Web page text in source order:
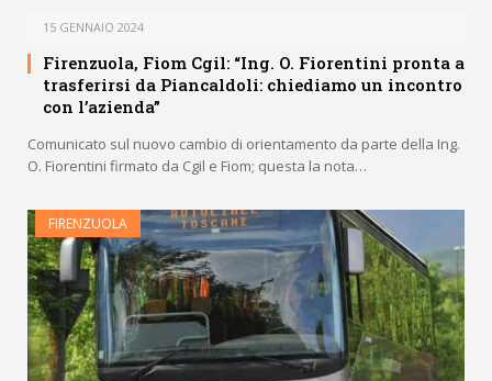
15 GENNAIO 2024
Firenzuola, Fiom Cgil: “Ing. O. Fiorentini pronta a
trasferirsi da Piancaldoli: chiediamo un incontro
con l’azienda”
Comunicato sul nuovo cambio di orientamento da parte della Ing.
O. Fiorentini firmato da Cgil e Fiom; questa la nota…
FIRENZUOLA